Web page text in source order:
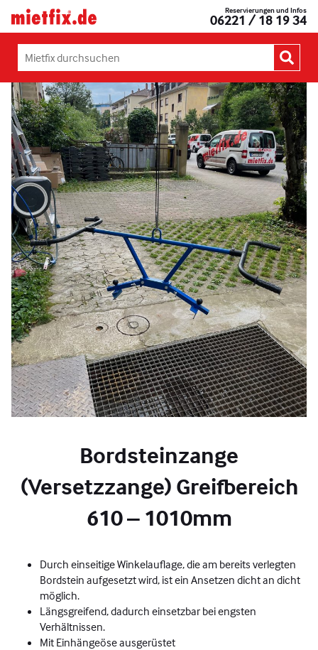
Inhalt
Mietfix®
Geräte
Maschinen
mieten
in
Heidelberg
Reservierungen und Infos
06221 / 18 19 34
durchsuchen:
Bordsteinzange
(Versetzzange) Greifbereich
610 – 1010mm
Durch einseitige Winkelauflage, die am bereits verlegten
Bordstein aufgesetzt wird, ist ein Ansetzen dicht an dicht
möglich.
Längsgreifend, dadurch einsetzbar bei engsten
Verhältnissen.
Mit Einhängeöse ausgerüstet